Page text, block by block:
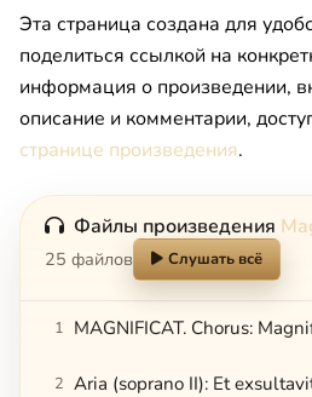
Эта страница создана для
поделиться ссылкой на
информация о произведении,
описание и комментарии,
странице произведения.
Файлы произведения
25 файлов Слушать всё
1 MAGNIFICAT. Chorus:
2 Aria (soprano II): Et